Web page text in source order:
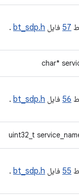
57 فایل bt_sdp.h
.
char*
56 فایل bt_sdp.h
.
uint32_t
55 فایل bt_sdp.h
.